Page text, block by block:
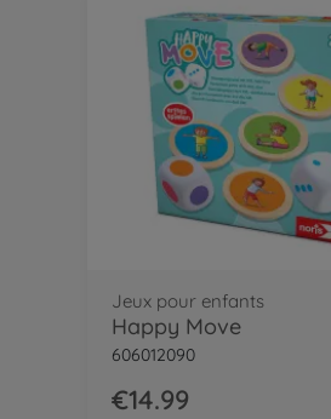
Jeux pour enfants
Happy Move
606012090
€14.99